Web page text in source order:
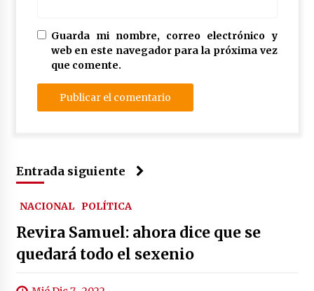
Guarda mi nombre, correo electrónico y
web en este navegador para la próxima vez
que comente.
Entrada siguiente
NACIONAL POLÍTICA
Revira Samuel: ahora dice que se
quedará todo el sexenio